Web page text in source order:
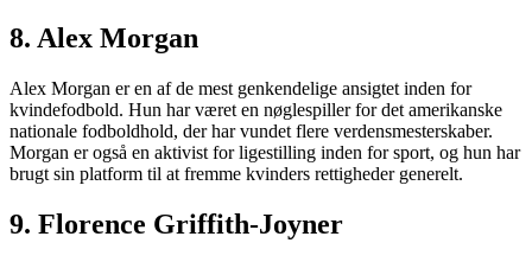
8. Alex Morgan
Alex Morgan er en af de mest genkendelige ansigtet inden for
kvindefodbold. Hun har været en nøglespiller for det amerikanske
nationale fodboldhold, der har vundet flere verdensmesterskaber.
Morgan er også en aktivist for ligestilling inden for sport, og hun har
brugt sin platform til at fremme kvinders rettigheder generelt.
9. Florence Griffith-Joyner